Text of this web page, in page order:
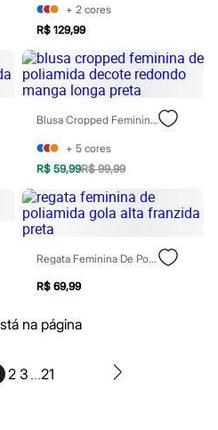
+ 2 cores
R$ 129,99
Blusa Cropped Feminina De Poliamida Decote Redondo Manga Longa Preta
+ 5 cores
R$ 59,99R$ 99,99
Regata Feminina De Poliamida Gola Alta Franzida Preta
R$ 69,99
na página
2 3 ...21